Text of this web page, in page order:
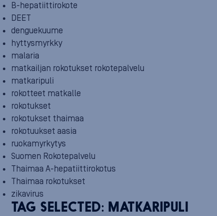
B-hepatiittirokote
DEET
denguekuume
hyttysmyrkky
malaria
matkailjan rokotukset rokotepalvelu
matkaripuli
rokotteet matkalle
rokotukset
rokotukset thaimaa
rokotuukset aasia
ruokamyrkytys
Suomen Rokotepalvelu
Thaimaa A-hepatiittirokotus
Thaimaa rokotukset
zikavirus
TAG SELECTED: MATKARIPULI